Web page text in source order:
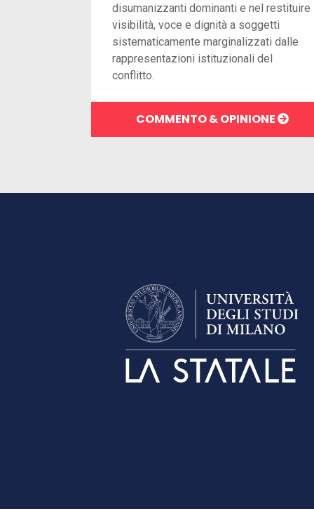
disumanizzanti dominanti e nel restituire
visibilità, voce e dignità a soggetti
sistematicamente marginalizzati dalle
rappresentazioni istituzionali del
conflitto.
COMMENTO & OPINIONE